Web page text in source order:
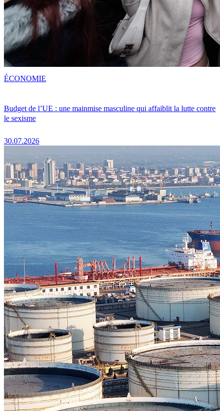
Budget de l’UE : une mainmise masculine qui affaiblit la lutte contre
le sexisme
30.07.2026
ÉCONOMIE